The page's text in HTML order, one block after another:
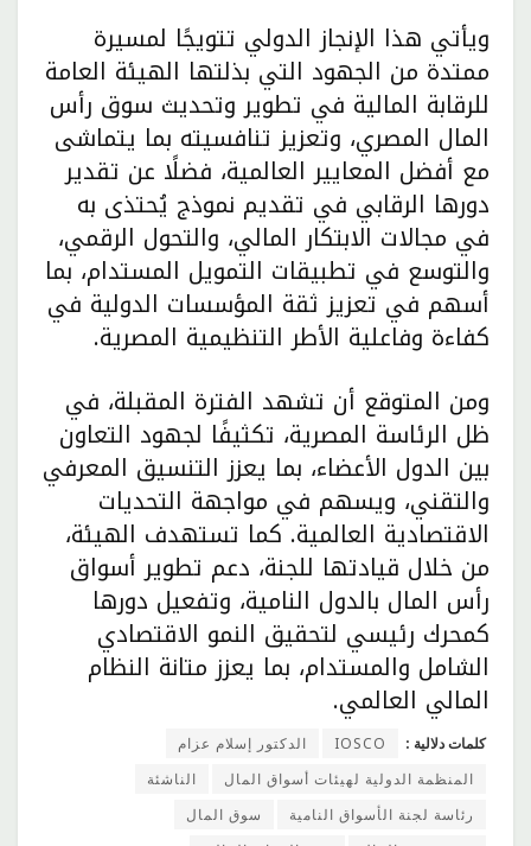
ويأتي هذا الإنجاز الدولي تتويجًا لمسيرة
ممتدة من الجهود التي بذلتها الهيئة العامة
للرقابة المالية في تطوير وتحديث سوق رأس
المال المصري، وتعزيز تنافسيته بما يتماشى
مع أفضل المعايير العالمية، فضلًا عن تقدير
دورها الرقابي في تقديم نموذج يُحتذى به
في مجالات الابتكار المالي، والتحول الرقمي،
والتوسع في تطبيقات التمويل المستدام، بما
أسهم في تعزيز ثقة المؤسسات الدولية في
كفاءة وفاعلية الأطر التنظيمية المصرية.
ومن المتوقع أن تشهد الفترة المقبلة، في
ظل الرئاسة المصرية، تكثيفًا لجهود التعاون
بين الدول الأعضاء، بما يعزز التنسيق المعرفي
والتقني، ويسهم في مواجهة التحديات
الاقتصادية العالمية. كما تستهدف الهيئة،
من خلال قيادتها للجنة، دعم تطوير أسواق
رأس المال بالدول النامية، وتفعيل دورها
كمحرك رئيسي لتحقيق النمو الاقتصادي
الشامل والمستدام، بما يعزز متانة النظام
المالي العالمي.
كلمات دلالية : IOSCO
الدكتور إسلام عزام
المنظمة الدولية لهيئات أسواق المال
الناشئة
رئاسة لجنة الأسواق النامية
سوق المال